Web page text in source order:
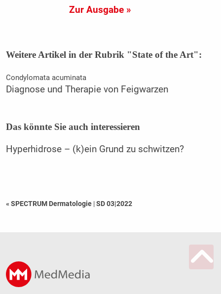
Zur Ausgabe »
Weitere Artikel in der Rubrik "State of the Art":
Condylomata acuminata
Diagnose und Therapie von Feigwarzen
Das könnte Sie auch interessieren
Hyperhidrose – (k)ein Grund zu schwitzen?
« SPECTRUM Dermatologie |SD 03|2022